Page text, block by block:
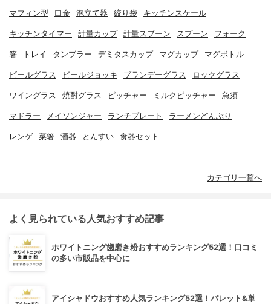
マフィン型 口金 泡立て器 絞り袋 キッチンスケール
キッチンタイマー 計量カップ 計量スプーン スプーン フォーク
箸 トレイ タンブラー デミタスカップ マグカップ マグボトル
ビールグラス ビールジョッキ ブランデーグラス ロックグラス
ワイングラス 焼酎グラス ピッチャー ミルクピッチャー 急須
マドラー メイソンジャー ランチプレート ラーメンどんぶり
レンゲ 菜箸 酒器 とんすい 食器セット
カテゴリ一覧へ
よく見られている人気おすすめ記事
ホワイトニング歯磨き粉おすすめランキング52選！口コミ
の多い市販品を中心に
アイシャドウおすすめ人気ランキング52選！パレット&単